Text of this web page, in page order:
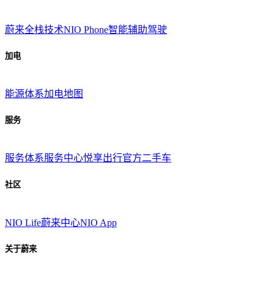
蔚来全栈技术NIO Phone智能辅助驾驶
加电
能源体系加电地图
服务
服务体系服务中心悦享出行官方二手车
社区
NIO Life蔚来中心NIO App
关于蔚来